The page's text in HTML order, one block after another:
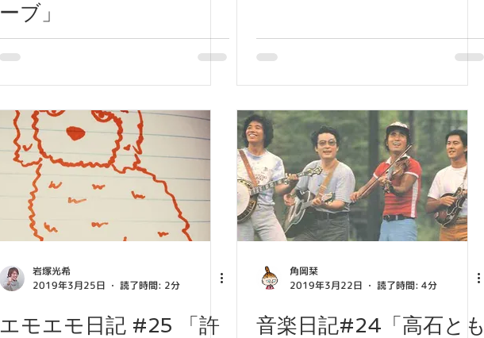
ーブ」
岩塚光希
2019年3月25日
読了時間: 2分
エモエモ日記 #25 「許
角岡栞
2019年3月22日
読了時間: 4分
音楽日記#24「高石と